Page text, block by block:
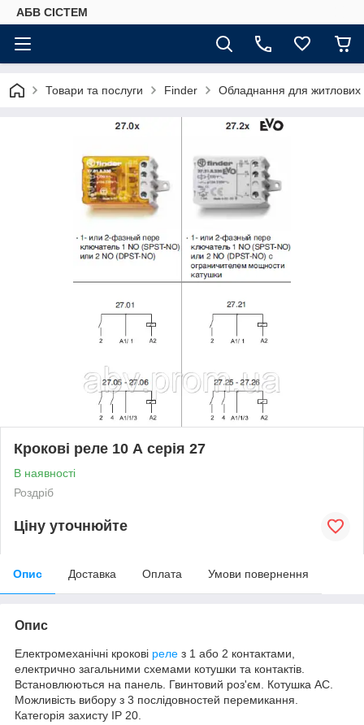
АБВ СІСТЕМ
Товари та послуги Finder Обладнання для житлових
Крокові реле 10 А серія 27
В наявності
Роздріб
Ціну уточнюйте
Опис Доставка Оплата Умови повернення
Опис
Електромеханічні крокові реле з 1 або 2 контактами,
електрично загальними схемами котушки та контактів.
Встановлюються на панель. Гвинтовий роз'єм. Котушка АС.
Можливість вибору з 3 послідовностей перемикання.
Категорія захисту IP 20.